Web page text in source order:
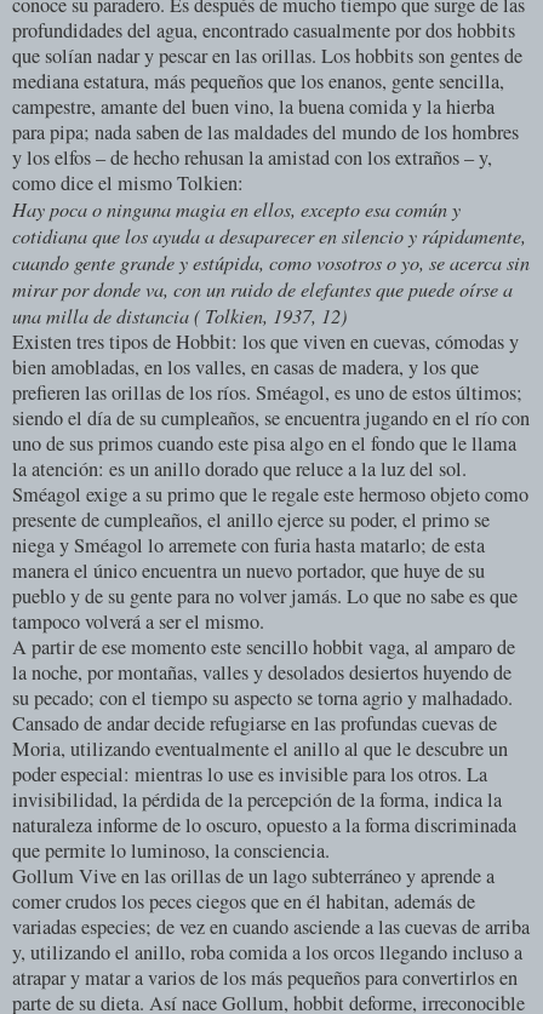
profundidades del agua, encontrado casualmente por dos hobbits
que solían nadar y pescar en las orillas. Los hobbits son gentes de
mediana estatura, más pequeños que los enanos, gente sencilla,
campestre, amante del buen vino, la buena comida y la hierba
para pipa; nada saben de las maldades del mundo de los hombres
y los elfos – de hecho rehusan la amistad con los extraños – y,
como dice el mismo Tolkien:
Hay poca o ninguna magia en ellos, excepto esa común y
cotidiana que los ayuda a desaparecer en silencio y rápidamente,
cuando gente grande y estúpida, como vosotros o yo, se acerca sin
mirar por donde va, con un ruido de elefantes que puede oírse a
una milla de distancia ( Tolkien, 1937, 12)
Existen tres tipos de Hobbit: los que viven en cuevas, cómodas y
bien amobladas, en los valles, en casas de madera, y los que
prefieren las orillas de los ríos. Sméagol, es uno de estos últimos;
siendo el día de su cumpleaños, se encuentra jugando en el río con
uno de sus primos cuando este pisa algo en el fondo que le llama
la atención: es un anillo dorado que reluce a la luz del sol.
Sméagol exige a su primo que le regale este hermoso objeto como
presente de cumpleaños, el anillo ejerce su poder, el primo se
niega y Sméagol lo arremete con furia hasta matarlo; de esta
manera el único encuentra un nuevo portador, que huye de su
pueblo y de su gente para no volver jamás. Lo que no sabe es que
tampoco volverá a ser el mismo.
A partir de ese momento este sencillo hobbit vaga, al amparo de
la noche, por montañas, valles y desolados desiertos huyendo de
su pecado; con el tiempo su aspecto se torna agrio y malhadado.
Cansado de andar decide refugiarse en las profundas cuevas de
Moria, utilizando eventualmente el anillo al que le descubre un
poder especial: mientras lo use es invisible para los otros. La
invisibilidad, la pérdida de la percepción de la forma, indica la
naturaleza informe de lo oscuro, opuesto a la forma discriminada
que permite lo luminoso, la consciencia.
Gollum Vive en las orillas de un lago subterráneo y aprende a
comer crudos los peces ciegos que en él habitan, además de
variadas especies; de vez en cuando asciende a las cuevas de arriba
y, utilizando el anillo, roba comida a los orcos llegando incluso a
atrapar y matar a varios de los más pequeños para convertirlos en
parte de su dieta. Así nace Gollum, hobbit deforme, irreconocible